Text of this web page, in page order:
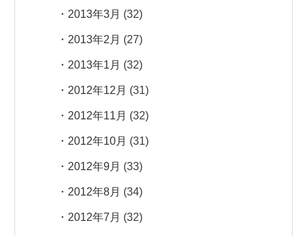
2013年3月 (32)
2013年2月 (27)
2013年1月 (32)
2012年12月 (31)
2012年11月 (32)
2012年10月 (31)
2012年9月 (33)
2012年8月 (34)
2012年7月 (32)